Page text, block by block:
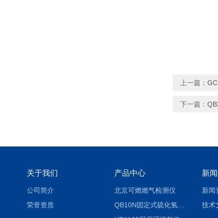
上一篇：
下一篇：
关于我们
公司简介
荣誉资质
产品中心
北京可燃燃气检测仪
QB10N固定式硫化氢气体检测仪H2S气体泄漏探头
新
新闻
技术